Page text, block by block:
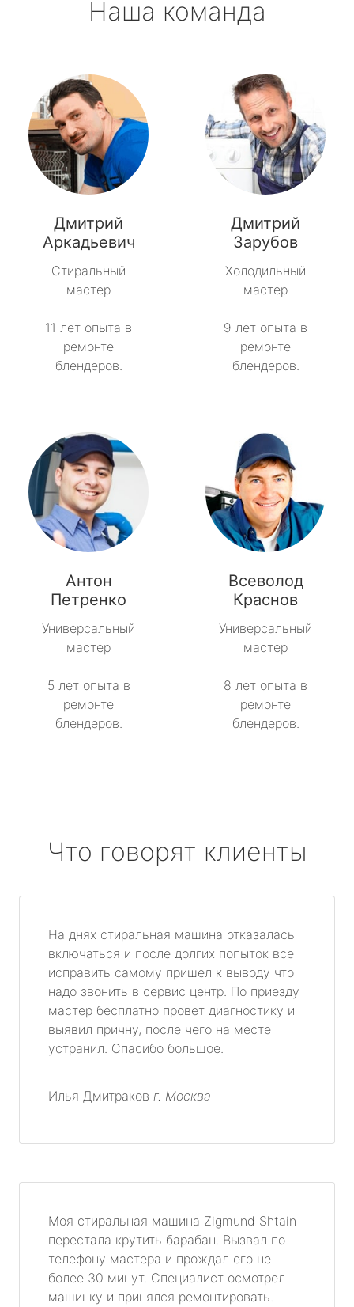
Наша команда
Дмитрий
Аркадьевич
Стиральный
мастер
11 лет опыта в
ремонте
блендеров.
Дмитрий
Зарубов
Холодильный
мастер
9 лет опыта в
ремонте
блендеров.
Антон
Петренко
Универсальный
мастер
5 лет опыта в
ремонте
блендеров.
Всеволод
Краснов
Универсальный
мастер
8 лет опыта в
ремонте
блендеров.
Что говорят клиенты
На днях стиральная машина отказалась
включаться и после долгих попыток все
исправить самому пришел к выводу что
надо звонить в сервис центр. По приезду
мастер бесплатно провет диагностику и
выявил причну, после чего на месте
устранил. Спасибо большое.
Илья Дмитраков г. Москва
Моя стиральная машина Zigmund Shtain
перестала крутить барабан. Вызвал по
телефону мастера и прождал его не
более 30 минут. Специалист осмотрел
машинку и принялся ремонтировать.